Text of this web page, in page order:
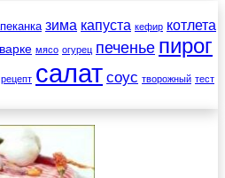
зима капуста кефир котлета
мясо огурец печенье пирог
рецепт салат соус творожный тест